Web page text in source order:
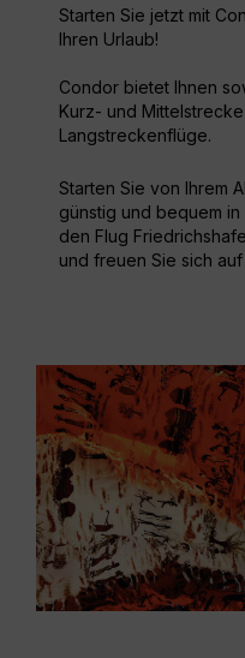
Starten Sie jetzt mit
Ihren Urlaub!
Condor bietet Ihnen
Kurz- und
Langstreckenflüge.
Starten Sie von Ihrem
günstig und bequem
den Flug
und freuen Sie sich